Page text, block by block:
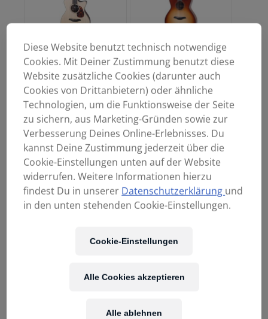
FURCH Blue OMc-SR
a Austrian Edition
Orchestra Model
Cutaway
Fichte/Rosewood
1.949,00€
FURCH Blue Plus Gc-
SW SB Grand
Auditorium Cutaway
Sunburst
Fichte/Walnuss
1.799,00€
FURCH Blue Plus
FURCH Grand Nylon
Diese Website benutzt technisch notwendige
Cookies. Mit Deiner Zustimmung benutzt diese
Website zusätzliche Cookies (darunter auch
Cookies von Drittanbietern) oder ähnliche
Technologien, um die Funktionsweise der Seite
zu sichern, aus Marketing-Gründen sowie zur
Verbesserung Deines Online-Erlebnisses. Du
kannst Deine Zustimmung jederzeit über die
Cookie-Einstellungen unten auf der Website
widerrufen. Weitere Informationen hierzu
findest Du in unserer Datenschutzerklärung und
in den unten stehenden Cookie-Einstellungen.
Cookie-Einstellungen
Alle ablehnen
Alle Cookies akzeptieren